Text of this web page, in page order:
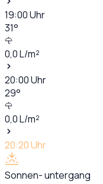
19:00Uhr
31°
0,0L/m²
20:00Uhr
29°
0,0L/m²
20:20Uhr
Sonnen- untergang